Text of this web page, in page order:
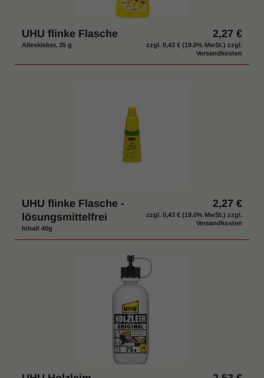
UHU flinke Flasche
Alleskleber, 35 g
2,27 €
zzgl. 0,43 € (19.0% MwSt.) zzgl.
Versandkosten
UHU flinke Flasche -
lösungsmittelfrei
Inhalt 40g
2,27 €
zzgl. 0,43 € (19.0% MwSt.) zzgl.
Versandkosten